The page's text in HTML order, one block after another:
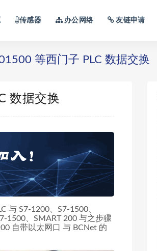
传感器 办公网络 友链申请
等西门子 PLC 数据交换
数据交换
与 S7-1200、S7-1500、
1500、SMART 200 与之步骤
自带以太网口 与 BCNet 的